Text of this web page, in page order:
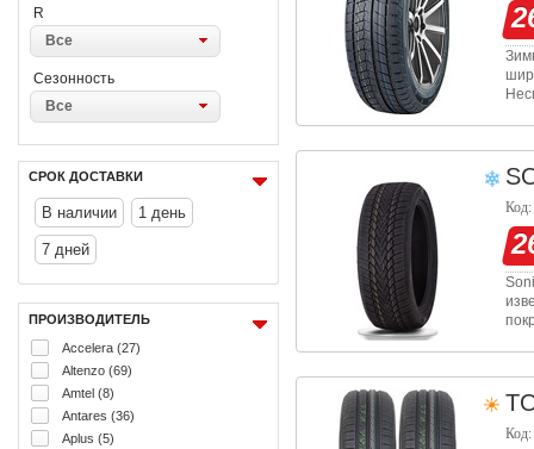
R
Все
Сезонность
Все
СРОК ДОСТАВКИ
В наличии 1 день
7 дней
ПРОИЗВОДИТЕЛЬ
Accelera (27)
Altenzo (69)
Amtel (8)
Antares (36)
Aplus (5)
Код:
Код: